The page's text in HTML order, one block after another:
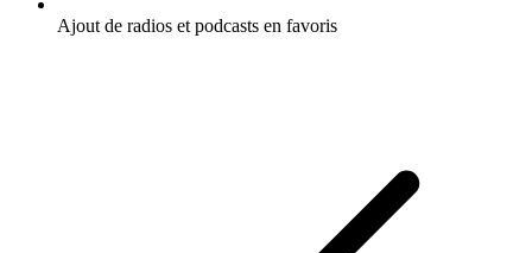
Ajout de radios et podcasts en favoris